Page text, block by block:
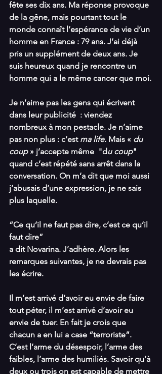
fête ses dix ans. Ma réponse provoque
de la gêne, mais pourtant tout le
monde connaît l’espérance de vie d’un
homme en France : 79 ans. J’ai déjà
pris un supplément de deux ans. Je
suis heureux quand je rencontre un
homme qui a le même cancer que moi.
Je n’aime pas les gens qui écrivent
dans leur publicité  : viendez
nombreux à mon pestacle. Je n’aime
pas non plus : c’est ma life. Mais « du
coup » j’accepte même  "du coup"
quand c’est répété sans arrêt dans la
conversation. On m’a dit que moi aussi
j’abusais d’une expression, je ne sais
plus laquelle.
“Ce qu’il ne faut pas dire, c’est ce qu’il
faut dire”
a dit Novarina. J’adhère. Alors les
remarques suivantes, je ne devrais pas
les écrire.
Il m’est arrivé d’avoir eu envie de faire
tout péter, il m’est arrivé d’avoir eu
envie de tuer. En fait je crois que
chacun a en lui a case “terroriste”.
C’est l’arme du désespoir, l’arme des
faibles, l’arme des humiliés. Savoir qu’à
deux ou trois on est capable de mettre